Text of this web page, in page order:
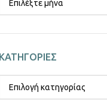
ΚΑΤΗΓΟΡΙΕΣ